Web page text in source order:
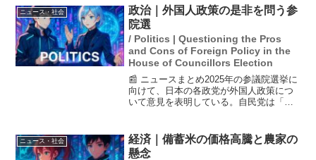
ら5四死球を記録し、降板。その後、西武
は炭谷銀仁...
ニュース・社会
政治｜外国人政策の是非を問う参
院選
/ Politics | Questioning the Pros
and Cons of Foreign Policy in the
House of Councillors Election
📰 ニュースまとめ2025年の参議院選挙に
向けて、日本の各政党が外国人政策につ
いて意見を表明している。自民党は「違
党は外国人受け入れの拡大を訴え、維新
の会は人口戦略の策...
ニュース・社会
経済｜備蓄米の価格高騰と農家の
懸念